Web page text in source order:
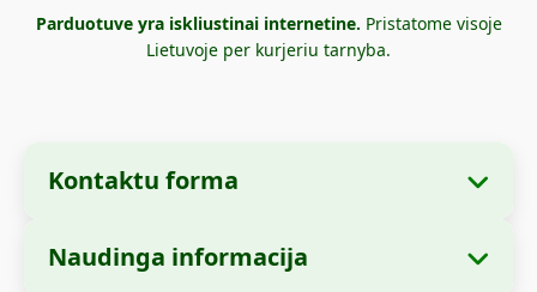
Parduotuve yra iskliustinai internetine. Pristatome visoje
Lietuvoje per kurjeriu tarnyba.
Kontaktu forma
Imones informacija
Naudinga informacija